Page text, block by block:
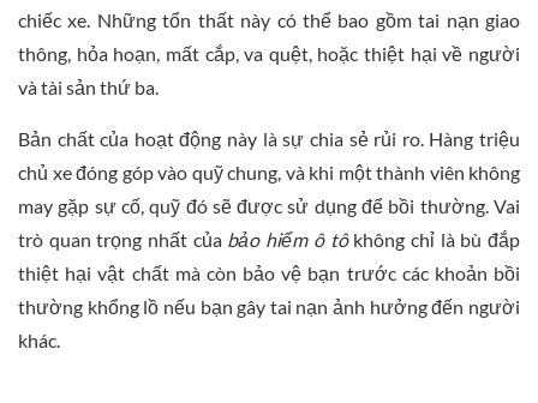
chiếc xe. Những tổn thất này có thể bao gồm tai nạn giao
thông, hỏa hoạn, mất cắp, va quệt, hoặc thiệt hại về người
và tài sản thứ ba.
Bản chất của hoạt động này là sự chia sẻ rủi ro. Hàng triệu
chủ xe đóng góp vào quỹ chung, và khi một thành viên không
may gặp sự cố, quỹ đó sẽ được sử dụng để bồi thường. Vai
trò quan trọng nhất của bảo hiểm ô tôkhông chỉ là bù đắp
thiệt hại vật chất mà còn bảo vệ bạn trước các khoản bồi
thường khổng lồ nếu bạn gây tai nạn ảnh hưởng đến người
khác.